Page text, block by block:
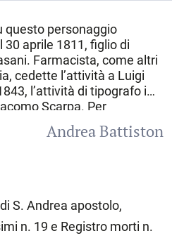
questo personaggio
30 aprile 1811, figlio di
Farmacista, come altri
cedette l’attività a Luigi
l’attività di tipografo in
Scarpa. Per
tipografico, nel 1847,
dall’Istituto veneto di
Giovanni Marchigian, in
tipografia del Lloyd
e primo compositore
non fu
C. stampò opere di
Andrea Battiston
S. Andrea apostolo,
n. 19 e Registro morti n.